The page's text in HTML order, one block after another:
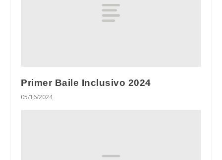
Primer Baile Inclusivo 2024
05/16/2024